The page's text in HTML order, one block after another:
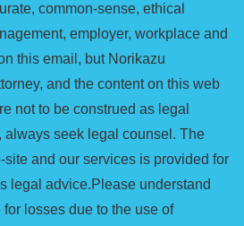
common-sense, ethical
employer, workplace and
this email, but Norikazu
and the content on this web
not to be construed as legal
always seek legal counsel. The
site and our services is provided for
legal advice.Please understand
losses due to the use of